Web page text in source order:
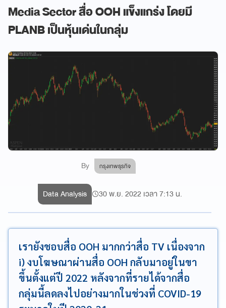
Media Sector สื่อ OOH แข็งแกร่ง โดยมี
PLANB เป็นหุ้นเด่นในกลุ่ม
By กรุงเทพธุรกิจ
Data Analysis 30 พ.ย. 2022 เวลา 7:13 น.
เรายังชอบสื่อ OOH มากกว่าสื่อ TV เนื่องจาก
i) งบโฆษณาผ่านสื่อ OOH กลับมาอยู่ในขา
ขึ้นตั้งแต่ปี 2022 หลังจากที่รายได้จากสื่อ
กลุ่มนี้ลดลงไปอย่างมากในช่วงที่ COVID-19